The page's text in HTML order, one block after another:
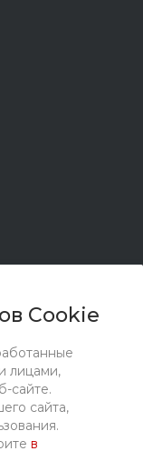
Cookie
лицами,
сайте.
сайта,
в